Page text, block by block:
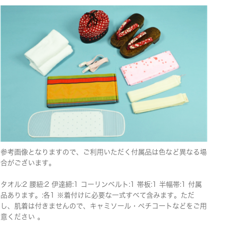
参考画像となりますので、ご利用いただく付属品は色など異なる場
合がございます。
タオル:2 腰紐:2 伊達締:1 コーリンベルト:1 帯板:1 半幅帯:1 付属
品あります。:各1 ※着付けに必要な一式すべて含みます。ただ
し、肌着は付きませんので、キャミソール・ペチコートなどをご用
意ください 。